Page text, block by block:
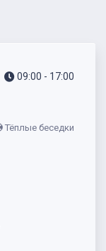
09:00 - 17:00
Тёплые беседки